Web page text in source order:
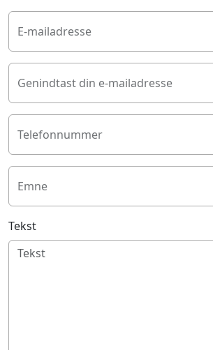
E-mailadresse
Genindtast din e-mailadresse
Telefonnummer
Emne
Tekst